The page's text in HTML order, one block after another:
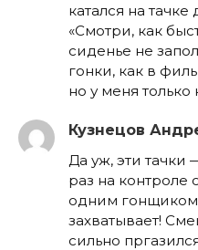
катался на тачке
«Смотри, как
сиденье не
гонки, как в
но у меня только
Кузнецов
Да уж, эти тачки
раз на контроле
одним гонщиком
захватывает!
сильно